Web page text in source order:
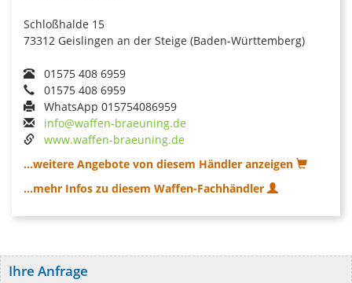
Schloßhalde 15
73312 Geislingen an der Steige (Baden-Württemberg)
01575 408 6959
01575 408 6959
WhatsApp 015754086959
info@waffen-braeuning.de
www.waffen-braeuning.de
...weitere Angebote von diesem Händler anzeigen
...mehr Infos zu diesem Waffen-Fachhändler
Ihre Anfrage